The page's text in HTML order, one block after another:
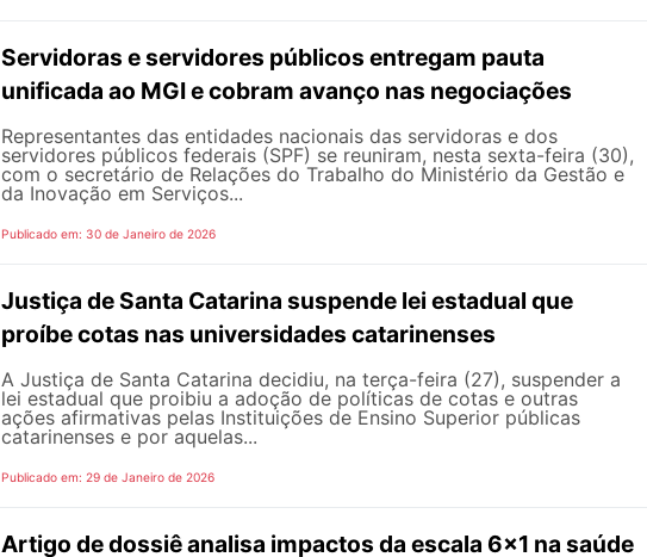
Servidoras e servidores públicos entregam pauta
unificada ao MGI e cobram avanço nas negociações
Representantes das entidades nacionais das servidoras e dos
servidores públicos federais (SPF) se reuniram, nesta sexta-feira (30),
com o secretário de Relações do Trabalho do Ministério da Gestão e
da Inovação em Serviços...
Publicado em: 30 de Janeiro de 2026
Justiça de Santa Catarina suspende lei estadual que
proíbe cotas nas universidades catarinenses
A Justiça de Santa Catarina decidiu, na terça-feira (27), suspender a
lei estadual que proibiu a adoção de políticas de cotas e outras
ações afirmativas pelas Instituições de Ensino Superior públicas
catarinenses e por aquelas...
Publicado em: 29 de Janeiro de 2026
Artigo de dossiê analisa impactos da escala 6×1 na saúde